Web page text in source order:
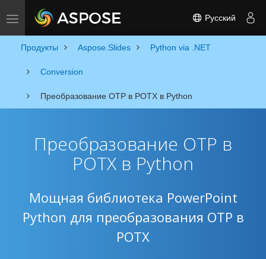
Toggle navigation Русский
Продукты Aspose.Slides Python via .NET
Conversion
Преобразование OTP в POTX в Python
Преобразование OTP в
POTX в Python
Мощная библиотека PowerPoint
Python для преобразования OTP в
POTX